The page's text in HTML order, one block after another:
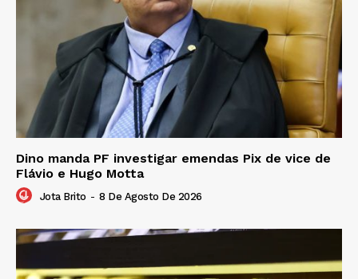
Dino manda PF investigar emendas Pix de vice de
Flávio e Hugo Motta
Jota Brito - 8 De Agosto De 2026